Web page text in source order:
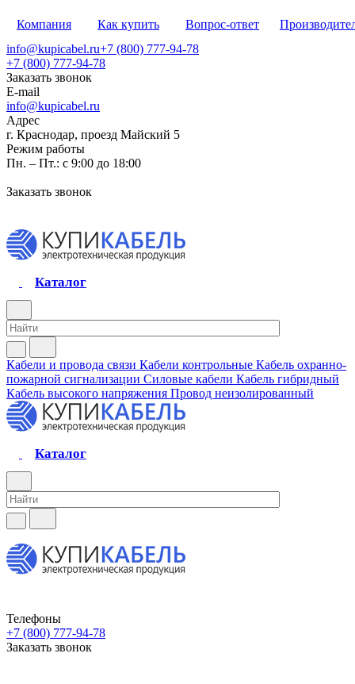
Компания Как купить Вопрос-ответ
info@kupicabel.ru+7 (800) 777-94-78
+7 (800) 777-94-78
Заказать звонок
E-mail
info@kupicabel.ru
Адрес
г. Краснодар, проезд Майский 5
Режим работы
Пн. – Пт.: с 9:00 до 18:00
Заказать звонок
Каталог
Кабели и провода связи Кабели контрольные Кабель охранно-
пожарной сигнализации Силовые кабели Кабель гибридный
Кабель высокого напряжения Провод неизолированный
Каталог
Телефоны
+7 (800) 777-94-78
Заказать звонок